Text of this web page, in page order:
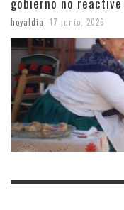
hoyaldia 17 junio, 2026